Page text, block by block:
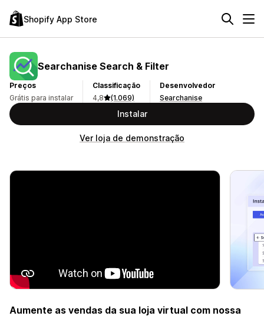
Shopify App Store
Searchanise Search & Filter
Preços
Grátis para instalar
Classificação
4,8
(1.069)
Desenvolvedor
Searchanise
Instalar
Ver loja de demonstração
Aumente as vendas da sua loja virtual com nossa